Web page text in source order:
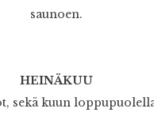
saunoen.
HEINÄKUU
sekä kuun